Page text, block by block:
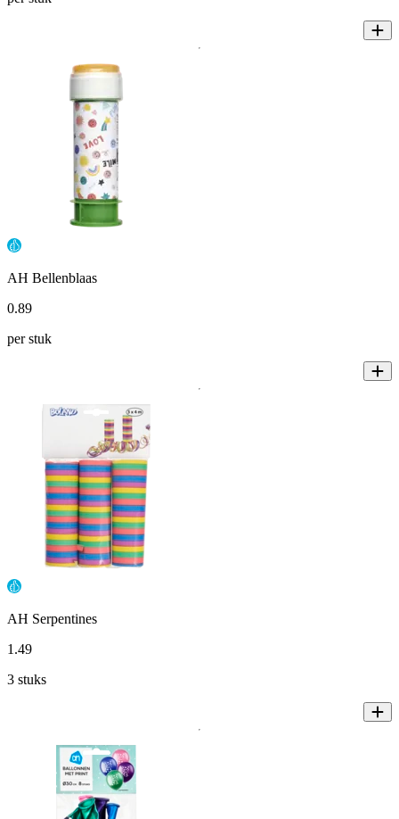
AH Bellenblaas
0.89
per stuk
AH Serpentines
1 .49
3 stuks